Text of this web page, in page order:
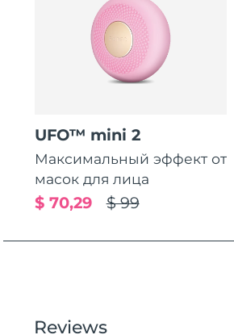
UFO™ mini 2
Максимальный эффект от
масок для лица
$ 99
$ 70,29